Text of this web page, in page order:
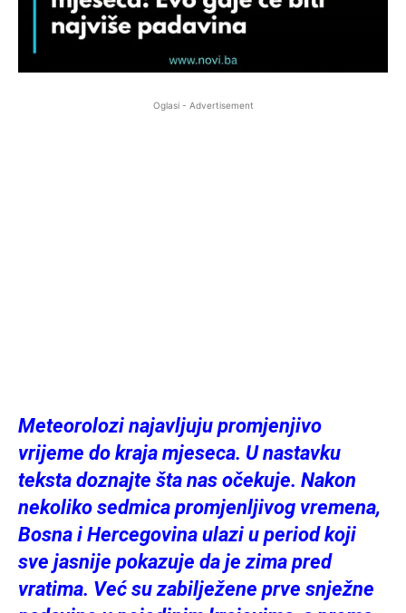
Oglasi - Advertisement
Meteorolozi najavljuju promjenjivo
vrijeme do kraja mjeseca. U nastavku
teksta doznajte šta nas očekuje. Nakon
nekoliko sedmica promjenljivog vremena,
Bosna i Hercegovina ulazi u period koji
sve jasnije pokazuje da je zima pred
vratima. Već su zabilježene prve snježne